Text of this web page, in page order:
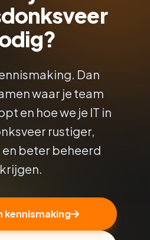
Dan
waar je team
en hoe we je IT in
rustiger,
beter beheerd
krijgen.
kennismaking